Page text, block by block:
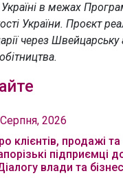
в межах
України. Проєкт
через Швейцарську
2026
клієнтів, продажі та
підприємці
влади та